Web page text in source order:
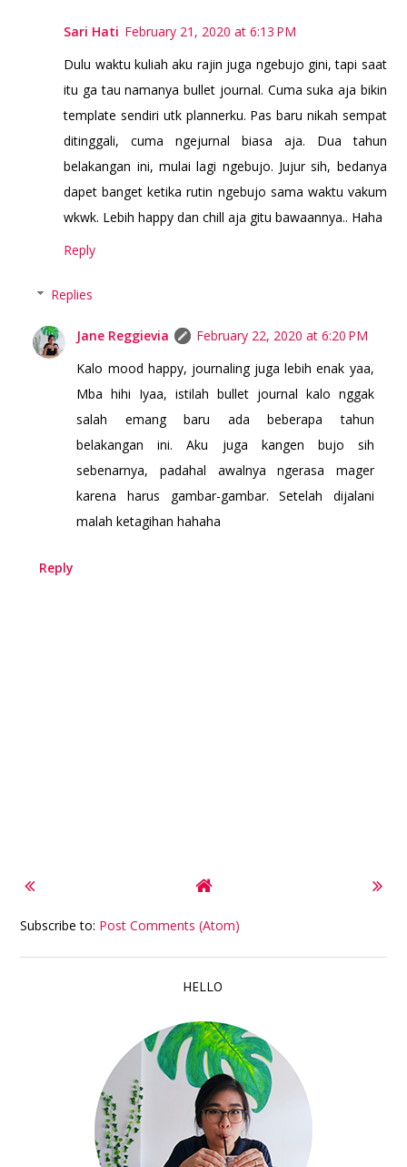
Sari Hati February 21, 2020 at 6:13 PM
Dulu waktu kuliah aku rajin juga ngebujo gini, tapi saat
itu ga tau namanya bullet journal. Cuma suka aja bikin
template sendiri utk plannerku. Pas baru nikah sempat
ditinggali, cuma ngejurnal biasa aja. Dua tahun
belakangan ini, mulai lagi ngebujo. Jujur sih, bedanya
dapet banget ketika rutin ngebujo sama waktu vakum
wkwk. Lebih happy dan chill aja gitu bawaannya.. Haha
Reply
Replies
Jane Reggievia
February 22, 2020 at 6:20 PM
Kalo mood happy, journaling juga lebih enak yaa,
Mba hihi Iyaa, istilah bullet journal kalo nggak
salah emang baru ada beberapa tahun
belakangan ini. Aku juga kangen bujo sih
sebenarnya, padahal awalnya ngerasa mager
karena harus gambar-gambar. Setelah dijalani
malah ketagihan hahaha
Reply
Subscribe to: Post Comments (Atom)
HELLO